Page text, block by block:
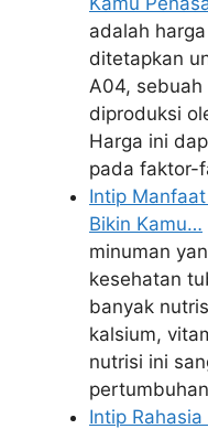
adalah
ditetapkan
A04, sebuah
diproduksi
Harga ini
pada faktor-
Intip
Bikin Kamu…
minuman
kesehatan
banyak
kalsium,
nutrisi ini
Intip